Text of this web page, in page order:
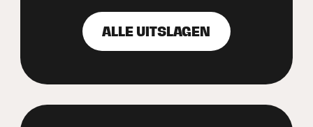
ALLE UITSLAGEN